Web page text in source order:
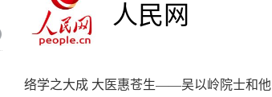
人民网
络学之大成 大医惠苍生——吴以岭院士和他